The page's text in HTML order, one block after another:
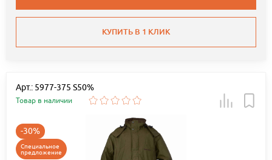
КУПИТЬ В 1 КЛИК
Арт.: 5977-375 S50%
Товар в наличии
-30%
Специальное
предложение